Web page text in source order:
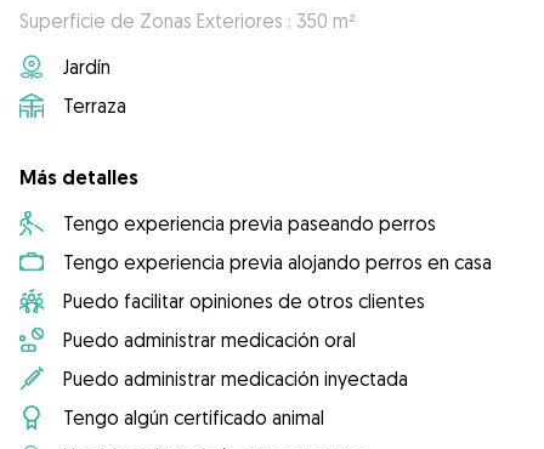
Superficie de Zonas Exteriores : 350 m²
Jardín
Terraza
Más detalles
Tengo experiencia previa paseando perros
Tengo experiencia previa alojando perros en casa
Puedo facilitar opiniones de otros clientes
Puedo administrar medicación oral
Puedo administrar medicación inyectada
Tengo algún certificado animal